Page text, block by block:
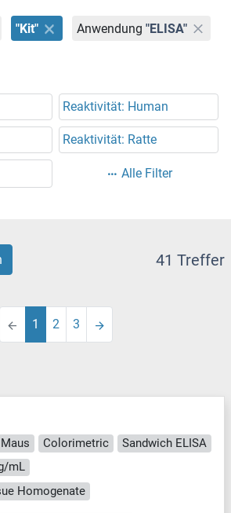
"Kit" Anwendung "ELISA"
Reaktivität: Human
Reaktivität: Ratte
Alle Filter
41 Treffer
1 2 3
Colorimetric
Sandwich ELISA
mL
Homogenate